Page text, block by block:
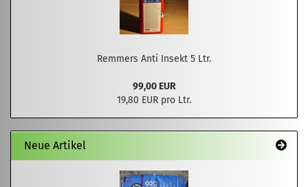
Remmers Anti Insekt 5 Ltr.
99,00 EUR
19,80 EUR pro Ltr.
Neue Artikel